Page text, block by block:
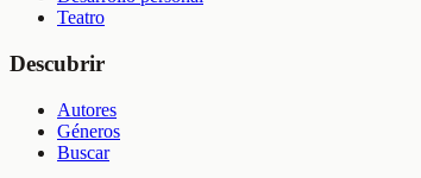
Teatro
Descubrir
Autores
Géneros
Buscar